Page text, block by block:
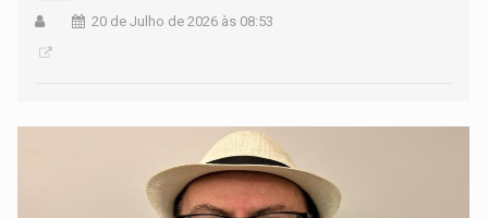
20 de Julho de 2026 às 08:53